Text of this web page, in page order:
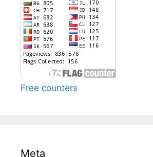
Free counters
Meta